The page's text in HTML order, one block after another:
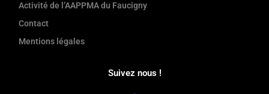
Activité de l’AAPPMA du Faucigny
Contact
Mentions légales
Suivez nous !